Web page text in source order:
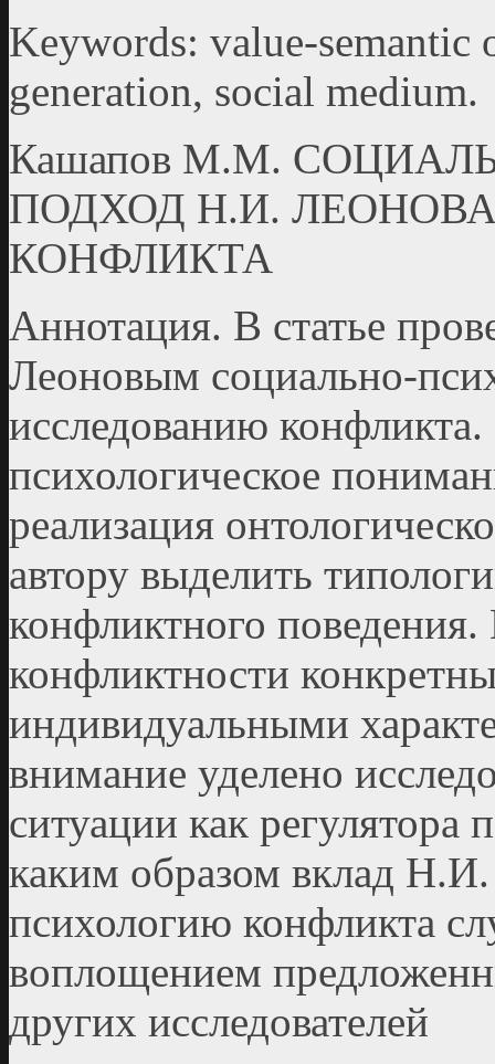
Keywords: value-semantic
generation, social medium.
Кашапов М.М.
ПОДХОД Н.И.
КОНФЛИКТА
Аннотация. В статье
Леоновым социально-
исследованию
психологическое
реализация
автору выделить
конфликтного поведения.
конфликтности
индивидуальными
внимание уделено
ситуации как регулятора
каким образом вклад
психологию конфликта
воплощением
других исследователей